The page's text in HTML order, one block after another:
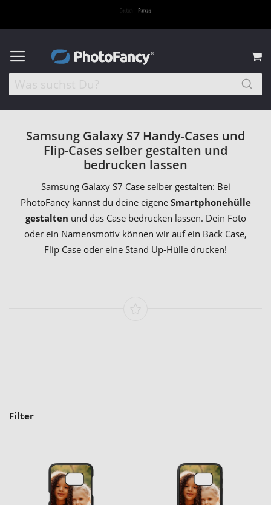
Samsung Galaxy S7 Handy-Cases und
Flip-Cases selber gestalten und
bedrucken lassen
Samsung Galaxy S7 Case selber gestalten: Bei
PhotoFancy kannst du deine eigene Smartphonehülle
gestalten und das Case bedrucken lassen. Dein Foto
oder ein Namensmotiv können wir auf ein Back Case,
Flip Case oder eine Stand Up-Hülle drucken!
Filter